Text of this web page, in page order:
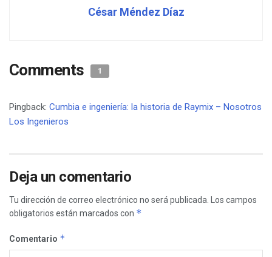
César Méndez Díaz
Comments 1
Pingback: Cumbia e ingeniería: la historia de Raymix – Nosotros
Los Ingenieros
Deja un comentario
Tu dirección de correo electrónico no será publicada.
Los campos
obligatorios están marcados con *
Comentario *